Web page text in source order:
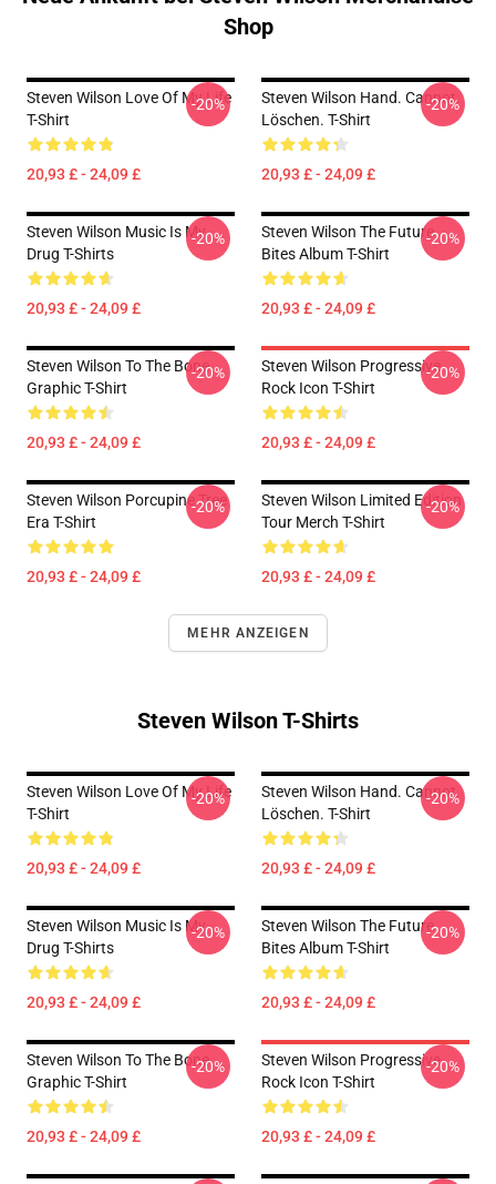
Shop
Steven Wilson Love Of My Life
T-Shirt
20,93 £ - 24,09 £
-20%
Steven Wilson Hand. Cannot.
Löschen. T-Shirt
20,93 £ - 24,09 £
-20%
Steven Wilson Music Is My
Drug T-Shirts
20,93 £ - 24,09 £
-20%
Steven Wilson The Future
Bites Album T-Shirt
20,93 £ - 24,09 £
-20%
Steven Wilson To The Bone
Graphic T-Shirt
20,93 £ - 24,09 £
-20%
Steven Wilson Progressive
Rock Icon T-Shirt
20,93 £ - 24,09 £
-20%
Steven Wilson Porcupine Tree
Era T-Shirt
20,93 £ - 24,09 £
-20%
Steven Wilson Limited Edition
Tour Merch T-Shirt
20,93 £ - 24,09 £
-20%
MEHR ANZEIGEN
Steven Wilson T-Shirts
Steven Wilson Love Of My Life
T-Shirt
20,93 £ - 24,09 £
-20%
Steven Wilson Hand. Cannot.
Löschen. T-Shirt
20,93 £ - 24,09 £
-20%
Steven Wilson Music Is My
Drug T-Shirts
20,93 £ - 24,09 £
-20%
Steven Wilson The Future
Bites Album T-Shirt
20,93 £ - 24,09 £
-20%
Steven Wilson To The Bone
Graphic T-Shirt
20,93 £ - 24,09 £
-20%
Steven Wilson Progressive
Rock Icon T-Shirt
20,93 £ - 24,09 £
-20%